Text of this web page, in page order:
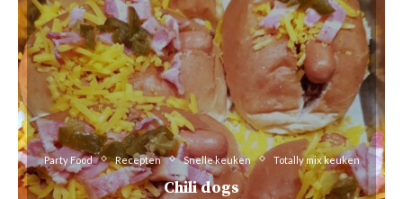
Party Food Recepten Snelle keuken Totally mix keuken
Chili dogs